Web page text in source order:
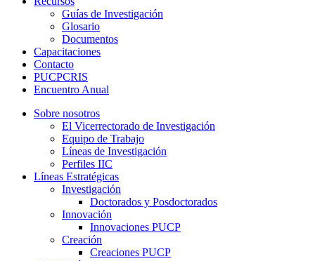
Guías de Investigación
Glosario
Documentos
Capacitaciones
Contacto
PUCPCRIS
Encuentro Anual
Sobre nosotros
El Vicerrectorado de Investigación
Equipo de Trabajo
Líneas de Investigación
Perfiles IIC
Líneas Estratégicas
Investigación
Doctorados y Posdoctorados
Innovación
Innovaciones PUCP
Creación
Creaciones PUCP